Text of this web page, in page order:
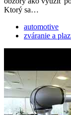
Ktorý sa…
automotive
zváranie a